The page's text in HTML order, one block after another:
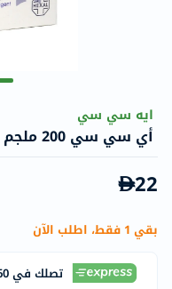
ايه سي سي
أي سي سي 200 ملجم 20 كيسًا
22
بقي 1 فقط، اطلب الآن
تصلك في 60 دقيقة